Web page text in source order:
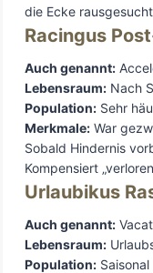
Racingus
Auch genannt:
Lebensraum: Nach
Population: Sehr
Merkmale: War
Sobald Hindernis
Kompensiert
Urlaubikus
Auch genannt:
Lebensraum:
Population: